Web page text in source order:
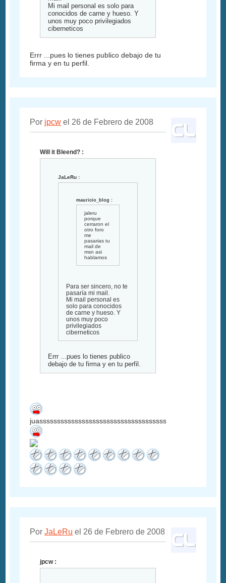
Mi mail personal es solo para
conocidos de carne y hueso. Y
unos muy poco privilegiados
ciberneticos
Errr ...pues lo tienes publico debajo de tu
firma y en tu perfil.
Por jpcw el 26 de Febrero de 2008
Will it Bleend? :
JaLeRu :
mauricio_blog :
jaleru
porque
cerraron el
otro foro
me
pasarias tu
mail de
msn asi
hablamos
Para ser sincero, no te
pasaría mi mail.
Mi mail personal es
solo para conocidos
de carne y hueso. Y
unos muy poco
privilegiados
ciberneticos
Errr ...pues lo tienes publico
debajo de tu firma y en tu perfil.
PorJaLeRu el 26 de Febrero de 2008
jpcw :